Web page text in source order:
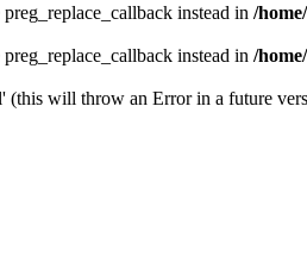
instead in /
instead in /
(this will throw an Error in a future